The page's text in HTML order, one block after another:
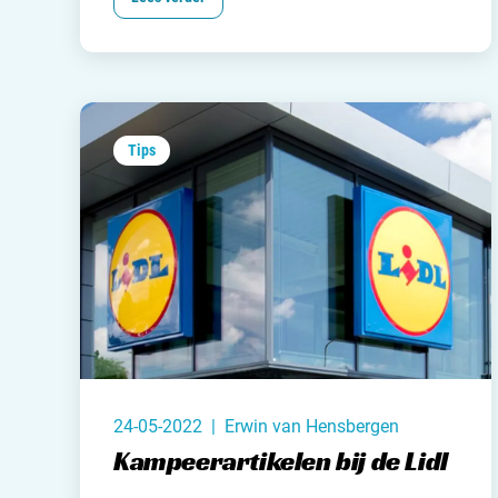
misschien een goed idee om dit artikel
Tips
24-05-2022 | Erwin van Hensbergen
Kampeerartikelen bij de Lidl